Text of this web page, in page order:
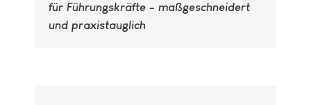
für Führungskräfte - maßgeschneidert
und praxistauglich